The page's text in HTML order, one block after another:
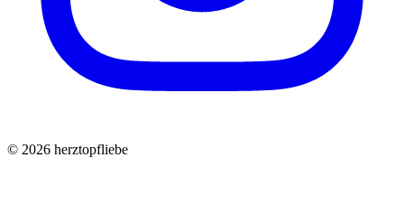
© 2026 herztopfliebe